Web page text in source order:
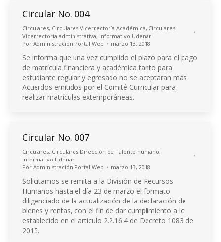
Circular No. 004
Circulares, Circulares Vicerrectoría Académica, Circulares
Vicerrectoría administrativa, Informativo Udenar
Por Administración Portal Web marzo 13, 2018
Se informa que una vez cumplido el plazo para el pago
de matrícula financiera y académica tanto para
estudiante regular y egresado no se aceptaran más
Acuerdos emitidos por el Comité Curricular para
realizar matrículas extemporáneas.
Circular No. 007
Circulares, Circulares Dirección de Talento humano,
Informativo Udenar
Por Administración Portal Web marzo 13, 2018
Solicitamos se remita a la División de Recursos
Humanos hasta el día 23 de marzo el formato
diligenciado de la actualización de la declaración de
bienes y rentas, con el fin de dar cumplimiento a lo
establecido en el articulo 2.2.16.4 de Decreto 1083 de
2015.